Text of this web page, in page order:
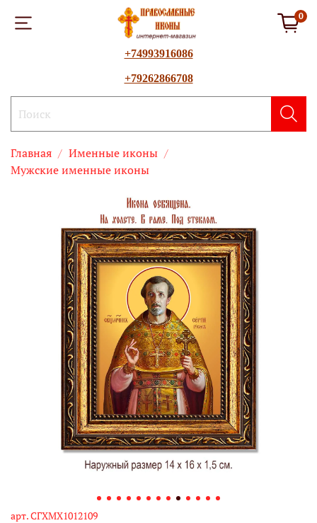
0
+74993916086
+79262866708
Главная
Именные иконы
Мужские именные иконы
арт.СГХМХ1012109